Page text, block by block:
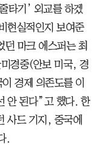
타기’ 외교를 하겠
현실적인지 보여준
던 마크 에스퍼는 최
경중(안보 미국, 경
경제 의존도를 이
안 된다”고 했다. 한
사드 기지, 중국에
.